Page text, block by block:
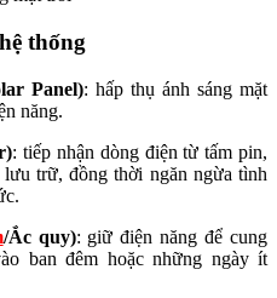
thống
Panel): hấp thụ ánh sáng mặt
năng.
: tiếp nhận dòng điện từ tấm pin,
trữ, đồng thời ngăn ngừa tình
/Ắc quy): giữ điện năng để cung
ban đêm hoặc những ngày ít